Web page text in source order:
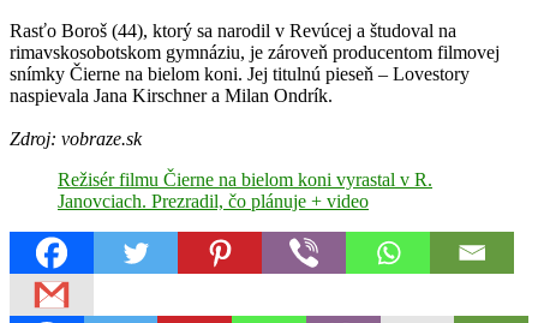
Rasťo Boroš (44), ktorý sa narodil v Revúcej a študoval na
rimavskosobotskom gymnáziu, je zároveň producentom filmovej
snímky Čierne na bielom koni. Jej titulnú pieseň – Lovestory
naspievala Jana Kirschner a Milan Ondrík.
Zdroj: vobraze.sk
Režisér filmu Čierne na bielom koni vyrastal v R.
Janovciach. Prezradil, čo plánuje + video